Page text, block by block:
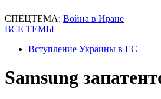
СПЕЦТЕМА: Война в Иране
ВСЕ ТЕМЫ
Вступление Украины в ЕС
Samsung